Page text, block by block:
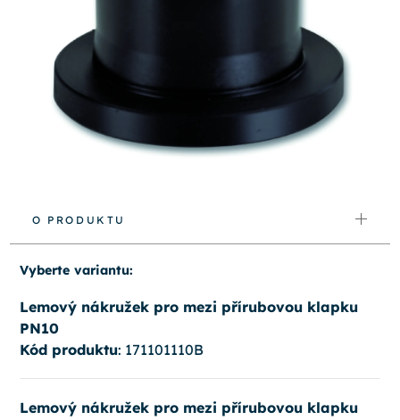
O PRODUKTU
Vyberte variantu:
Lemový nákružek pro mezi přírubovou klapku
PN10
Kód produktu: 171101110B
Lemový nákružek pro mezi přírubovou klapku